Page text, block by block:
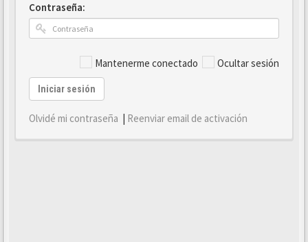
Contraseña:
Mantenerme conectado Ocultar sesión
Iniciar sesión
Olvidé mi contraseña | Reenviar email de activación